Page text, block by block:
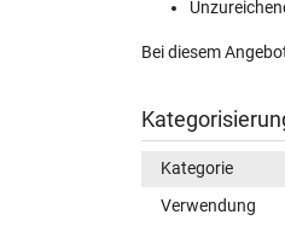
Bei diesem
Kategorie
Verwendung